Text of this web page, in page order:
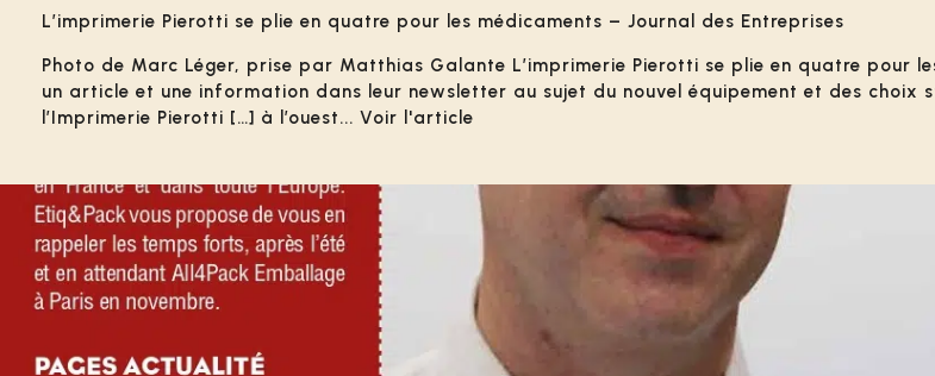
L’imprimerie Pierotti se plie en quatre pour les médicaments – Journal des Entreprises
Photo de Marc Léger, prise par Matthias Galante L’imprimerie Pierotti se plie en quatre pour
un article et une information dans leur newsletter au sujet du nouvel équipement et des choix
l’Imprimerie Pierotti […] à l’ouest... Voir l'article